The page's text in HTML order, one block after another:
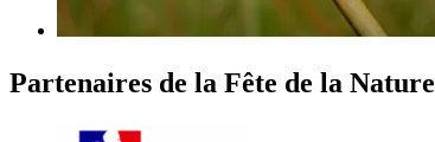
Partenaires de la Fête de la Nature